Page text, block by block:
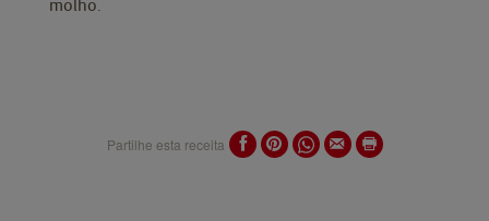
molho.
Partilhe esta receita